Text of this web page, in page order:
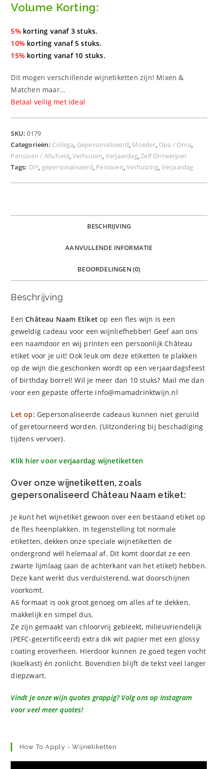
Volume Korting:
5% korting vanaf 3 stuks.
10% korting vanaf 5 stuks.
15% korting vanaf 10 stuks.
Dit mogen verschillende wijnetiketten zijn! Mixen &
Matchen maar…
Betaal veilig met Ideal
SKU:0179
Categorieën: Collega, Gepersonaliseerd, Moeder, Opa / Oma,
Pensioen / Afscheid, Verhuizen, Verjaardag,Zelf Ontwerpen
Tags: DIY, gepersonaliseerd, Pensioen,Verhuizing, Verjaardag
BESCHRIJVING
AANVULLENDE INFORMATIE
BEOORDELINGEN (0)
Beschrijving
Een Château Naam Etiket op een fles wijn is een
geweldig cadeau voor een wijnliefhebber! Geef aan ons
een naamdoor en wij printen een persoonlijk Château
etiket voor je uit! Ook leuk om deze etiketten te plakken
op de wijn die geschonken wordt op een verjaardagsfeest
of birthday borrel! Wil je meer dan 10 stuks? Mail me dan
voor een gepaste offerte info@mamadrinktwijn.nl
Let op: Gepersonaliseerde cadeaus kunnen niet geruild
of geretourneerd worden. (Uitzondering bij beschadiging
tijdens vervoer).
Klik hier voor verjaardag wijnetiketten
Over onze wijnetiketten, zoals
gepersonaliseerd Château Naam etiket:
Je kunt het wijnetiket gewoon over een bestaand etiket op
de fles heenplakken. In tegenstelling tot normale
etiketten, dekken onze speciale wijnetiketten de
ondergrond wél helemaal af. Dit komt doordat ze een
zwarte lijmlaag (aan de achterkant van het etiket) hebben.
Deze kant werkt dus verduisterend, wat doorschijnen
voorkomt.
A6 formaat is ook groot genoeg om alles af te dekken,
makkelijk en simpel dus.
Ze zijn gemaakt van chloorvrij gebleekt, milieuvriendelijk
(PEFC-gecertificeerd) extra dik wit papier met een glossy
coating eroverheen. Hierdoor kunnen ze goed tegen vocht
(koelkast) én zonlicht. Bovendien blijft de tekst veel langer
diepzwart.
Vindt je onze wijn quotes grappig? Volg ons op Instagram
voor veel meer quotes!
How To Apply - Wijnetiketten